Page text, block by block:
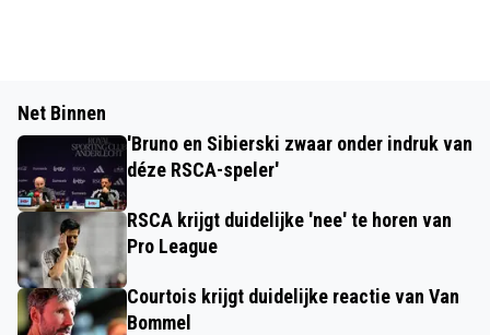
Net Binnen
'Bruno en Sibierski zwaar onder indruk van
déze RSCA-speler'
RSCA krijgt duidelijke 'nee' te horen van
Pro League
Courtois krijgt duidelijke reactie van Van
Bommel